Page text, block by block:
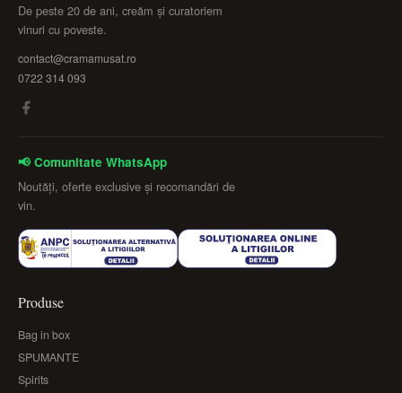
De peste 20 de ani, creăm și curatoriem
vinuri cu poveste.
contact@cramamusat.ro
0722 314 093
📢 Comunitate WhatsApp
Noutăți, oferte exclusive și recomandări de
vin.
Produse
Bag in box
SPUMANTE
Spirits